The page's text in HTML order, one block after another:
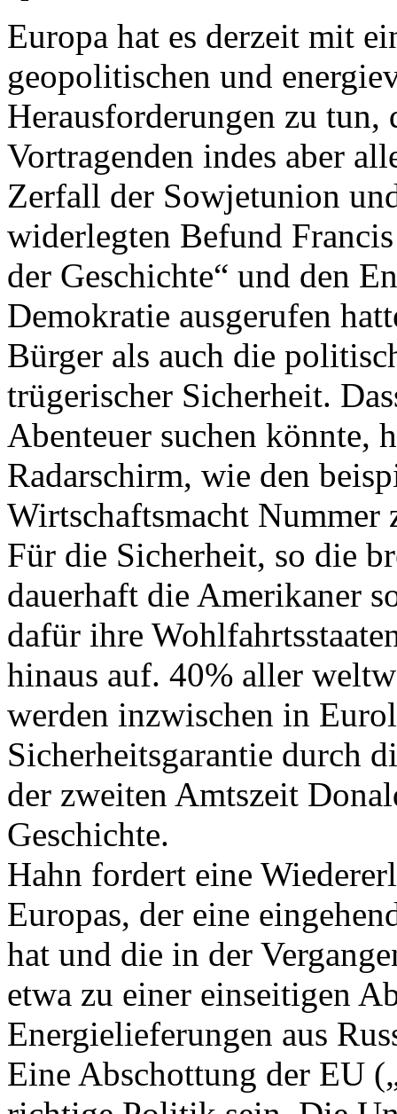
Europa hat es derzeit mit
geopolitischen und
Herausforderungen zu tun,
Vortragenden indes aber
Zerfall der Sowjetunion
widerlegten Befund
der Geschichte“ und den
Demokratie ausgerufen
Bürger als auch die
trügerischer Sicherheit.
Abenteuer suchen könnte,
Radarschirm, wie den
Wirtschaftsmacht Nummer
Für die Sicherheit, so die
dauerhaft die Amerikaner
dafür ihre
hinaus auf. 40% aller
werden inzwischen in
Sicherheitsgarantie durch
der zweiten Amtszeit
Geschichte.
Hahn fordert eine
Europas, der eine
hat und die in der
etwa zu einer einseitigen
Energielieferungen aus
Eine Abschottung der EU